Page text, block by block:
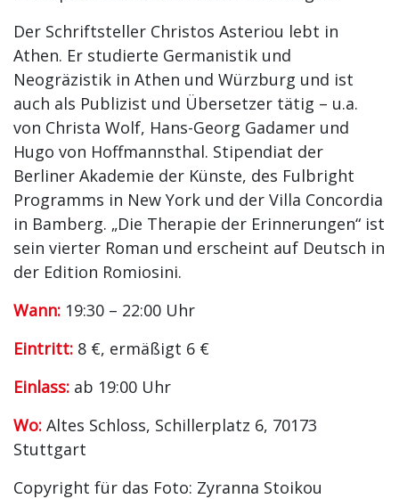
Der Schriftsteller Christos Asteriou lebt in
Athen. Er studierte Germanistik und
Neogräzistik in Athen und Würzburg und ist
auch als Publizist und Übersetzer tätig – u.a.
von Christa Wolf, Hans-Georg Gadamer und
Hugo von Hoffmannsthal. Stipendiat der
Berliner Akademie der Künste, des Fulbright
Programms in New York und der Villa Concordia
in Bamberg. „Die Therapie der Erinnerungen“ ist
sein vierter Roman und erscheint auf Deutsch in
der Edition Romiosini.
Wann: 19:30 – 22:00 Uhr
Eintritt: 8 €, ermäßigt 6 €
Einlass: ab 19:00 Uhr
Wo: Altes Schloss, Schillerplatz 6, 70173
Stuttgart
Copyright für das Foto: Zyranna Stoikou